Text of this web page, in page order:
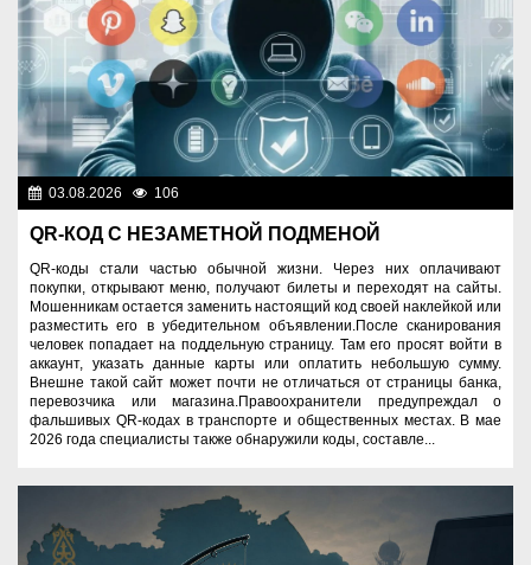
03.08.2026 106
QR-КОД С НЕЗАМЕТНОЙ ПОДМЕНОЙ
QR-коды стали частью обычной жизни. Через них оплачивают
покупки, открывают меню, получают билеты и переходят на сайты.
Мошенникам остается заменить настоящий код своей наклейкой или
разместить его в убедительном объявлении.После сканирования
человек попадает на поддельную страницу. Там его просят войти в
аккаунт, указать данные карты или оплатить небольшую сумму.
Внешне такой сайт может почти не отличаться от страницы банка,
перевозчика или магазина.Правоохранители предупреждал о
фальшивых QR-кодах в транспорте и общественных местах. В мае
2026 года специалисты также обнаружили коды, составле...